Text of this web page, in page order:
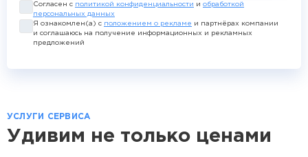
Согласен с политикой конфиденциальности и обработкой
персональных данных
Я ознакомлен(а) с положением о рекламе и партнёрах компании
и соглашаюсь на получение информационных и рекламных
предложений
УСЛУГИ СЕРВИСА
Удивим не только ценами